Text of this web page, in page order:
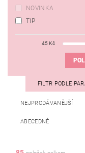
NOVINKA
TIP
45Kč
FILTR PODLE
NEJPRODÁVANĚJŠÍ
ABECEDNĚ